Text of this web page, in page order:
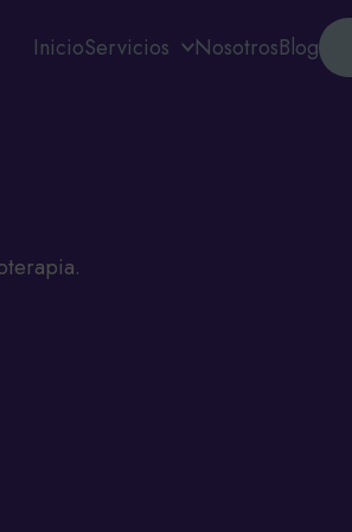
InicioServicios NosotrosBlog